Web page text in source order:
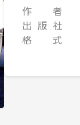
作 者
出 版 社
格 式